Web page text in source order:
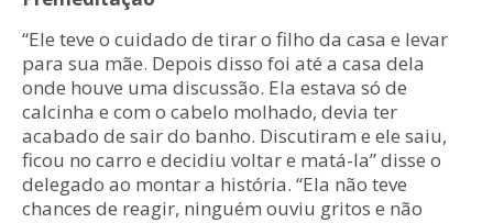
“Ele teve o cuidado de tirar o filho da casa e levar
para sua mãe. Depois disso foi até a casa dela
onde houve uma discussão. Ela estava só de
calcinha e com o cabelo molhado, devia ter
acabado de sair do banho. Discutiram e ele saiu,
ficou no carro e decidiu voltar e matá-la” disse o
delegado ao montar a história. “Ela não teve
chances de reagir, ninguém ouviu gritos e não